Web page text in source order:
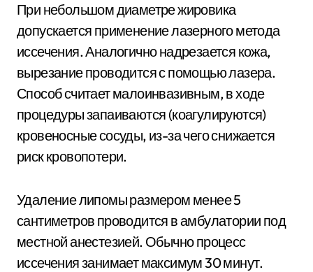
При небольшом диаметре жировика
допускается применение лазерного метода
иссечения. Аналогично надрезается кожа,
вырезание проводится с помощью лазера.
Способ считает малоинвазивным, в ходе
процедуры запаиваются (коагулируются)
кровеносные сосуды, из-за чего снижается
риск кровопотери.
Удаление липомы размером менее 5
сантиметров проводится в амбулатории под
местной анестезией. Обычно процесс
иссечения занимает максимум 30 минут.